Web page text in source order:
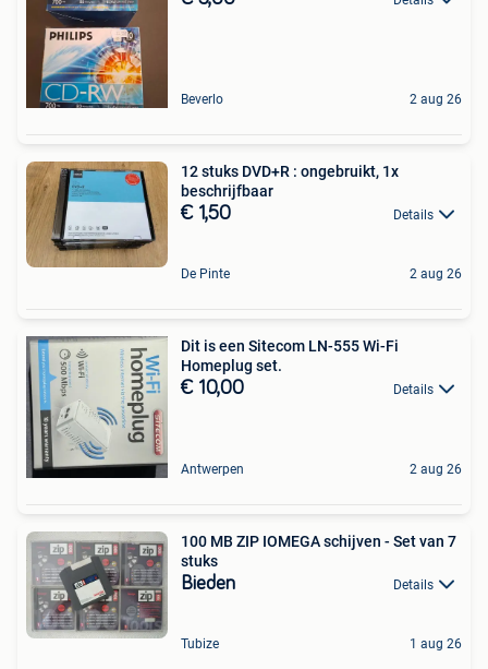
Beverlo 2 aug 26
12 stuks DVD+R : ongebruikt, 1x
beschrijfbaar
€ 1,50 Details
De Pinte 2 aug 26
Dit is een Sitecom LN-555 Wi-Fi
Homeplug set.
€ 10,00 Details
Antwerpen 2 aug 26
100 MB ZIP IOMEGA schijven - Set van 7
stuks
Bieden Details
Tubize 1 aug 26